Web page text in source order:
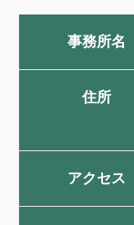
事務所名
住所
アクセス